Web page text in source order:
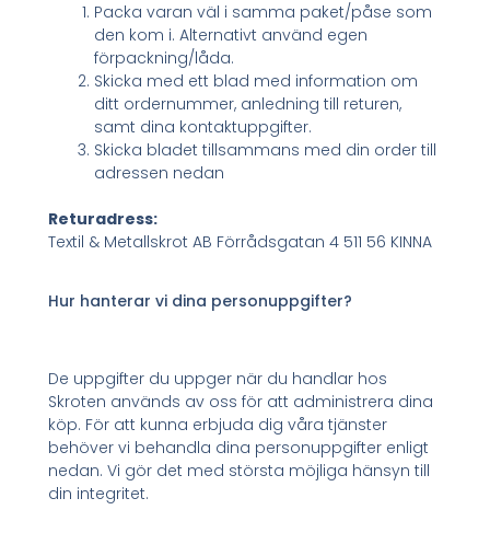
Packa varan väl i samma paket/påse som
den kom i. Alternativt använd egen
förpackning/låda.
Skicka med ett blad med information om
ditt ordernummer, anledning till returen,
samt dina kontaktuppgifter.
Skicka bladet tillsammans med din order till
adressen nedan
Returadress:
Textil & Metallskrot AB Förrådsgatan 4 511 56 KINNA
Hur hanterar vi dina personuppgifter?
De uppgifter du uppger när du handlar hos
Skroten används av oss för att administrera dina
köp. För att kunna erbjuda dig våra tjänster
behöver vi behandla dina personuppgifter enligt
nedan. Vi gör det med största möjliga hänsyn till
din integritet.